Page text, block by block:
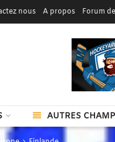
nous A propos Forum
AUTRES